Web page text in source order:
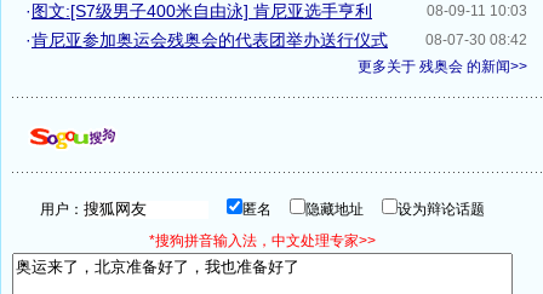
08-09-11 10:03
·图文:[S7级男子400米自由泳] 肯尼亚选手亨利
08-07-30 08:42
·肯尼亚参加奥运会残奥会的代表团举办送行仪式
更多关于 残奥会 的新闻>>
用户： 匿名 隐藏地址
设为辩论话题
*搜狗拼音输入法，中文处理专家>>